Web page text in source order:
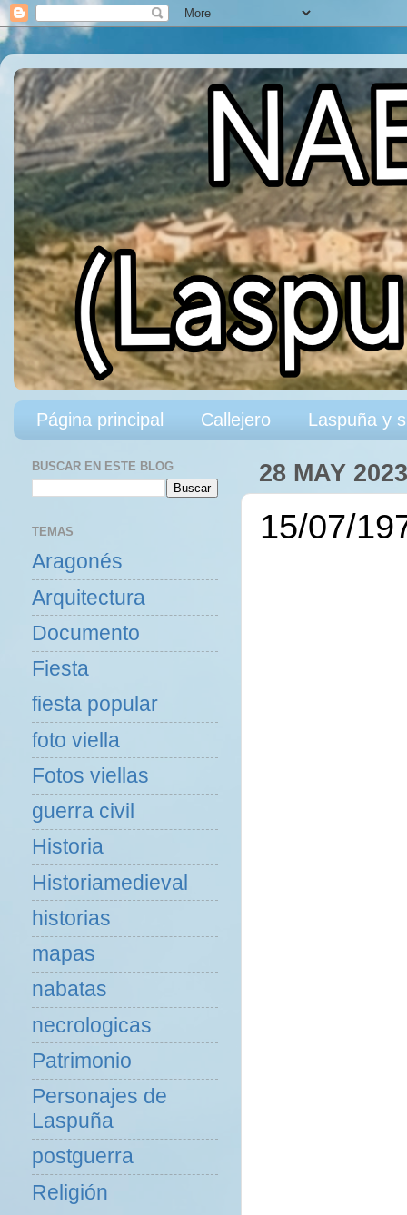
Página principal Callejero Laspuña y
28 MAY 2023
15/07/
BUSCAR EN ESTE BLOG
TEMAS
Aragonés
Arquitectura
Documento
Fiesta
fiesta popular
foto viella
Fotos viellas
guerra civil
Historia
Historiamedieval
historias
mapas
nabatas
necrologicas
Patrimonio
Personajes de
Laspuña
postguerra
Religión